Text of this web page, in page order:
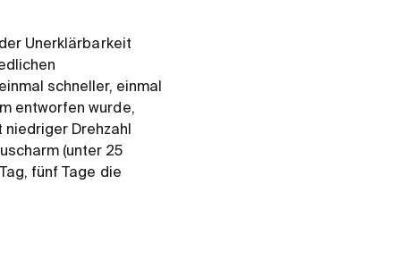
Unerklärbarkeit
schneller, einmal
entworfen wurde,
Drehzahl
(unter 25
fünf Tage die